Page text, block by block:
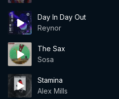
Day In Day Out
Reynor
The Sax
Sosa
Stamina
Alex Mills